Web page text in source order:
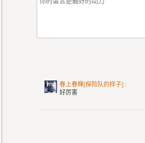
春上春輝[探险队的样子] :
好厉害